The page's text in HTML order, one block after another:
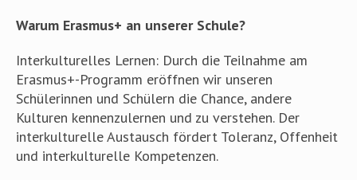
Warum Erasmus+ an unserer Schule?
Interkulturelles Lernen: Durch die Teilnahme am
Erasmus+-Programm eröffnen wir unseren
Schülerinnen und Schülern die Chance, andere
Kulturen kennenzulernen und zu verstehen. Der
interkulturelle Austausch fördert Toleranz, Offenheit
und interkulturelle Kompetenzen.